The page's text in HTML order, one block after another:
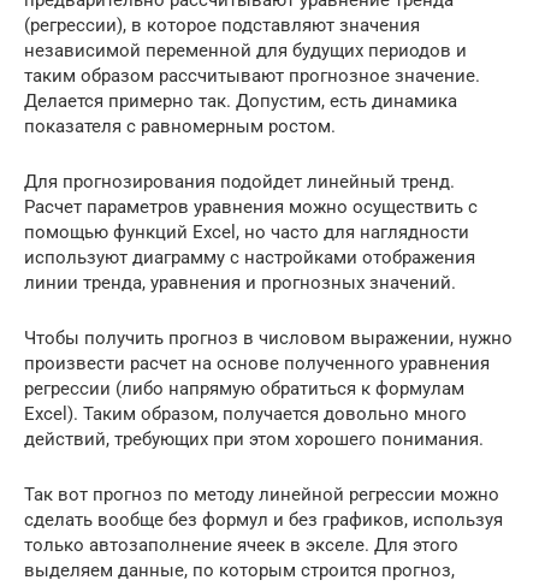
(регрессии), в которое подставляют значения
независимой переменной для будущих периодов и
таким образом рассчитывают прогнозное значение.
Делается примерно так. Допустим, есть динамика
показателя с равномерным ростом.
Для прогнозирования подойдет линейный тренд.
Расчет параметров уравнения можно осуществить с
помощью функций Excel, но часто для наглядности
используют диаграмму с настройками отображения
линии тренда, уравнения и прогнозных значений.
Чтобы получить прогноз в числовом выражении, нужно
произвести расчет на основе полученного уравнения
регрессии (либо напрямую обратиться к формулам
Excel). Таким образом, получается довольно много
действий, требующих при этом хорошего понимания.
Так вот прогноз по методу линейной регрессии можно
сделать вообще без формул и без графиков, используя
только автозаполнение ячеек в экселе. Для этого
выделяем данные, по которым строится прогноз,